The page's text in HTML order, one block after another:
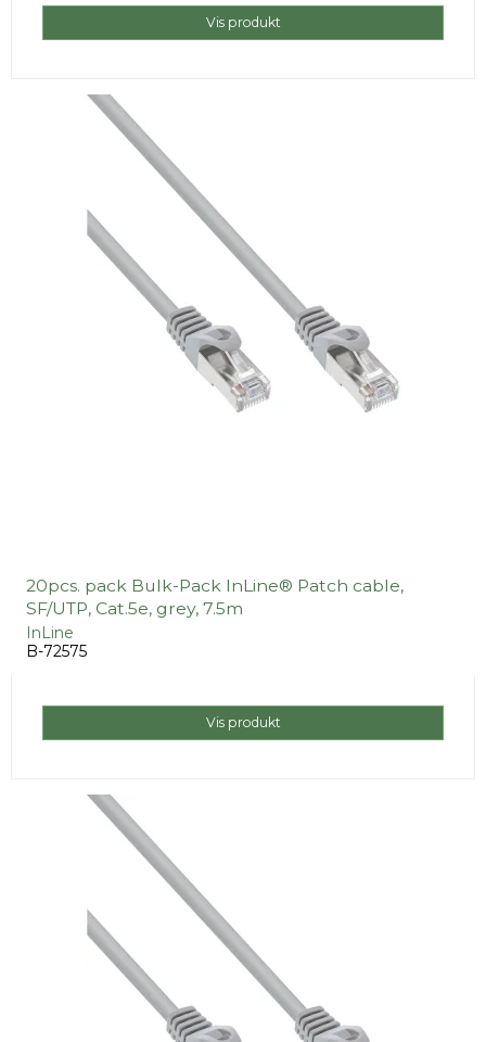
Vis produkt
20pcs. pack Bulk-Pack InLine® Patch cable,
SF/UTP, Cat.5e, grey, 7.5m
InLine
B-72575
Vis produkt